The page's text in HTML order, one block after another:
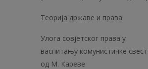
Теорија државе и права
Улога совјетског права у
васпитању комунистичке
од М. Кареве